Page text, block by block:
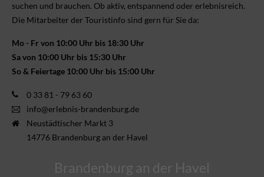
suchen und brauchen. Ob aktiv, ent­spannend oder erlebnis­reich.
Die Mitarbeiter der Touristinfo sind gern für Sie da:
Mo - Fr von 10:00 Uhr bis 18:30 Uhr
Sa von 10:00 Uhr bis 15:30 Uhr
So & Feiertage 10:00 Uhr bis 15:00 Uhr
0 33 81 - 79 63 60
info@erlebnis-brandenburg.de
Neustädtischer Markt 3
14776 Brandenburg an der Havel
Brandenburg an der Havel